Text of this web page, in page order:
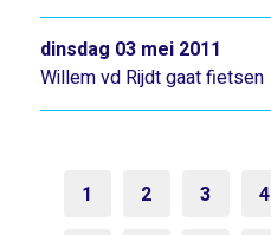
Willem vd Rijdt gaat fietsen
dinsdag 03 mei 2011
1 2 3 4